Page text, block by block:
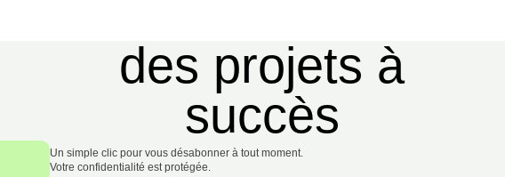
des projets à
succès
Un simple clic pour vous désabonner à tout moment.
Votre confidentialité est protégée.